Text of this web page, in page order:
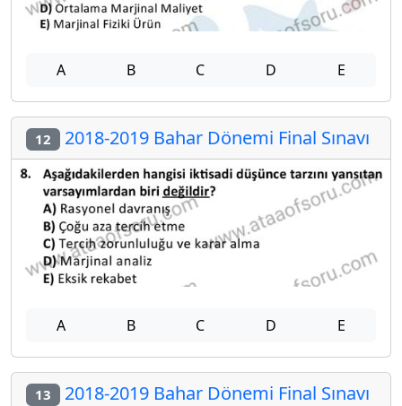
A B C D E
12 2018-2019 Bahar Dönemi Final Sınavı
A B C D E
13 2018-2019 Bahar Dönemi Final Sınavı